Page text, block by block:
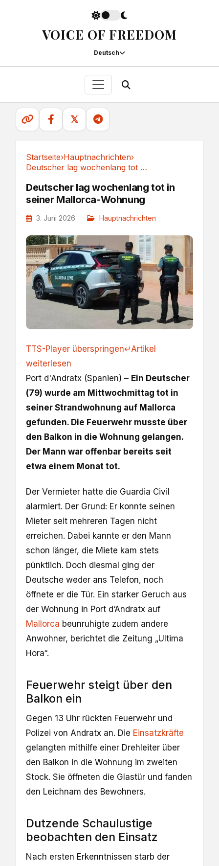
VOICE OF FREEDOM
Deutsch
𝕏
Startseite›Hauptnachrichten›
Deutscher lag wochenlang tot in seiner Mallorca-Wohnung
Deutscher lag wochenlang tot in
seiner Mallorca-Wohnung
3. Juni 2026 Hauptnachrichten
TTS-Player überspringen↵Artikel
weiterlesen
Port d'Andratx (Spanien) – Ein Deutscher
(79) wurde am Mittwochmittag tot in
seiner Strandwohnung auf Mallorca
gefunden. Die Feuerwehr musste über
den Balkon in die Wohnung gelangen.
Der Mann war offenbar bereits seit
etwa einem Monat tot.
Der Vermieter hatte die Guardia Civil
alarmiert. Der Grund: Er konnte seinen
Mieter seit mehreren Tagen nicht
erreichen. Dabei kannte er den Mann
schon länger, die Miete kam stets
pünktlich. Doch diesmal ging der
Deutsche weder ans Telefon, noch
öffnete er die Tür. Ein starker Geruch aus
der Wohnung in Port d‘Andratx auf
Mallorca beunruhigte zudem andere
Anwohner, berichtet die Zeitung „Ultima
Hora“.
Feuerwehr steigt über den
Balkon ein
Gegen 13 Uhr rückten Feuerwehr und
Polizei von Andratx an. Die Einsatzkräfte
gelangten mithilfe einer Drehleiter über
den Balkon in die Wohnung im zweiten
Stock. Sie öffneten die Glastür und fanden
den Leichnam des Bewohners.
Dutzende Schaulustige
beobachten den Einsatz
Nach ersten Erkenntnissen starb der